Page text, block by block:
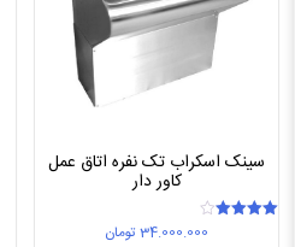
سینک اسکراب تک نفره اتاق عمل
کاور دار
34.000.000 تومان